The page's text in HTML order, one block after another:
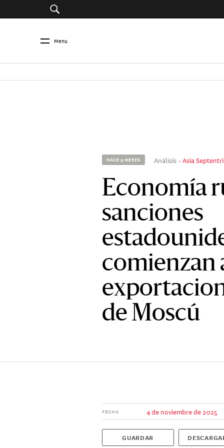
Menu
HACE 9 MESES Análisis Asia
Economía
sanciones
comienzan
de Moscú
FECHA 4 de noviembre de 2025
GUARDAR